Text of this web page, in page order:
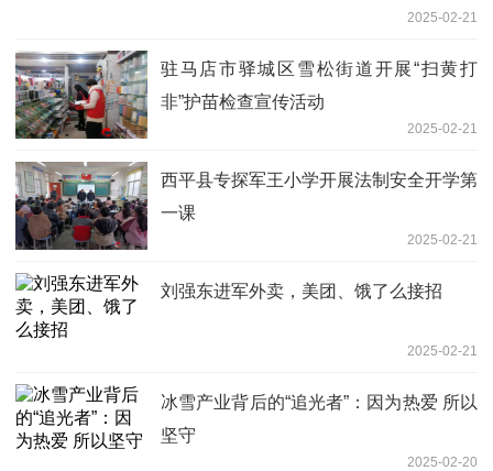
2025-02-21
驻马店市驿城区雪松街道开展“扫黄打
非”护苗检查宣传活动
2025-02-21
​西平县专探军王小学开展法制安全开学第
一课
2025-02-21
刘强东进军外卖，美团、饿了么接招
2025-02-21
冰雪产业背后的“追光者”：因为热爱 所以
坚守
2025-02-20